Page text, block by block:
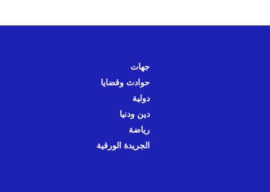
جهات
حوادث وقضايا
دولية
دين ودنيا
رياضة
الجريدة الورقية